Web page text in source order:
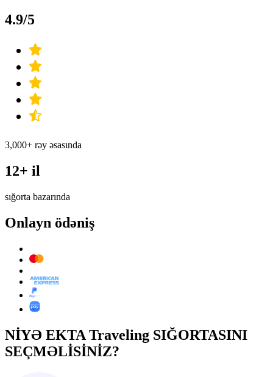
4.9/5
3,000+ rəy əsasında
12+ il
sığorta bazarında
Onlayn ödəniş
NİYƏ EKTA Traveling SIĞORTASINI
SEÇMƏLİSİNİZ?